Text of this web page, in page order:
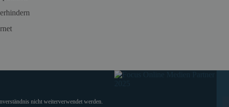
nicht weiterverwendet werden.